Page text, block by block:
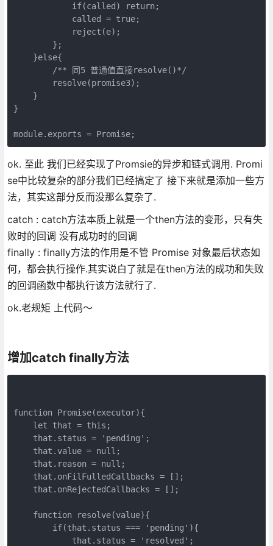
            if(called) return;
            called = true;
            reject(e);
        };
    }else{
        /** 同5 普通值直接resolve()*/
        resolve(promise3);
    }
}
module.exports = Promise;
ok. 至此 我们已经实现了Promsie的异步和链式调用. Promi
se中比较复杂的部分我们已经搞定了 接下来就是添加一些方
法，其实这部分反而没那么复杂了.
catch : catch方法本质上就是一个then方法的变形，只有失
败时的回调 没有成功时的回调
finally : finally方法的作用是不管 Promise 对象最后状态如
何，都会执行操作.其实说白了就是在then方法的成功和失败
的回调函数中都执行该方法就行了.
ok.老规矩 上代码～
增加catch finally方法
function Promise(executor){
    let that = this;
    that.status = 'pending';
    that.value = null;
    that.reason = null;
    that.onFilFulledCallbacks = [];
    that.onRejectedCallbacks = [];
    function resolve(value){
        if(that.status === 'pending'){
            that.status = 'resolved';